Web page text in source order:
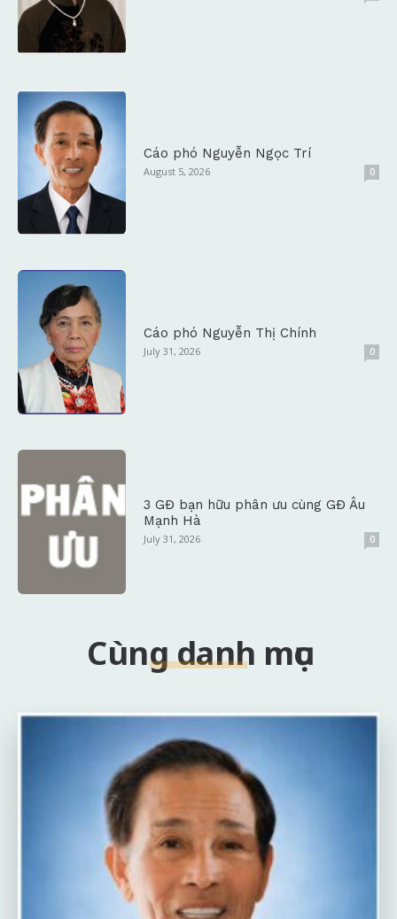
Cáo phó Nguyễn Ngọc Trí
August 5, 2026 0
Cáo phó Nguyễn Thị Chính
July 31, 2026 0
3 GĐ bạn hữu phân ưu cùng GĐ Âu
Mạnh Hà
July 31, 2026 0
Cùng danh mục